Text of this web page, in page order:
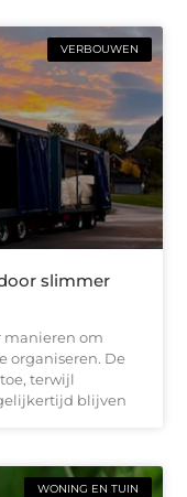
VERBOUWEN
slimmer
manieren om
organiseren. De
terwijl
blijven
WONING EN TUIN